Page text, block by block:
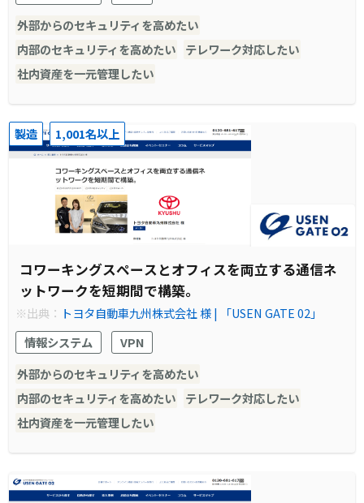
外部からのセキュリティを高めたい
内部のセキュリティを高めたい
テレワーク対応したい
社内資産を一元管理したい
製造 1,001名以上
コワーキングスペースとオフィスを両立する通信ネ
ットワークを短期間で構築。
※出典： トヨタ自動車九州株式会社 様 | 「USEN GATE 02」
情報システム
VPN
外部からのセキュリティを高めたい
内部のセキュリティを高めたい
テレワーク対応したい
社内資産を一元管理したい